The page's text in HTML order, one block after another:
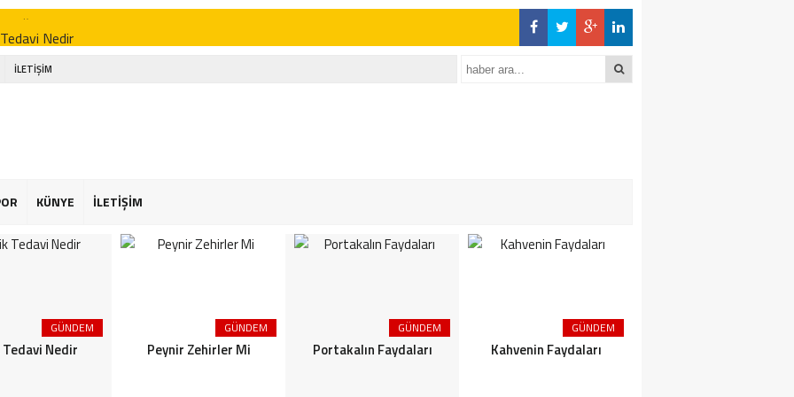
Bağlam Yöntemleri Nelerdir
Zehirler Mi
Faydaları
Şekeriniz Olabilir! İnteraktif Öğren
Astroloji
İLETİŞİM
KÜNYE İLETİŞİM
GÜNDEM
Nedir
GÜNDEM
Peynir Zehirler Mi
GÜNDEM
Portakalın Faydaları
GÜNDEM
Kahvenin Faydaları